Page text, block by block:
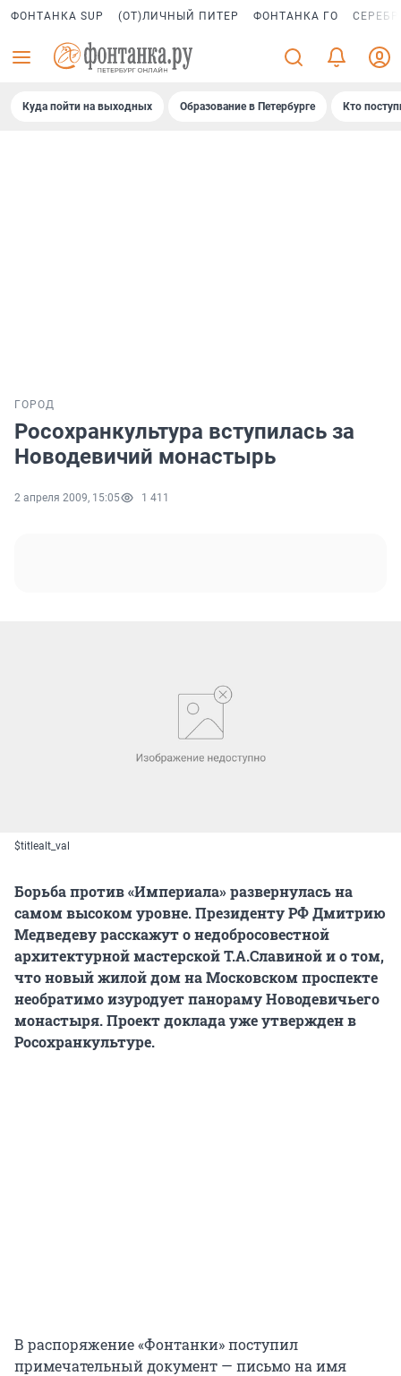
ФОНТАНКА SUP (ОТ)ЛИЧНЫЙ ПИТЕР ФОНТАНКА ГО
Куда пойти на выходных Образование в Петербурге Кто
ГОРОД
Росохранкультура вступилась за
Новодевичий монастырь
2 апреля 2009, 15:05 1 411
$titlealt_val
Борьба против «Империала» развернулась на
самом высоком уровне. Президенту РФ Дмитрию
Медведеву расскажут о недобросовестной
архитектурной мастерской Т.А.Славиной и о том,
что новый жилой дом на Московском проспекте
необратимо изуродует панораму Новодевичьего
монастыря. Проект доклада уже утвержден в
Росохранкультуре.
В распоряжение «Фонтанки» поступил
примечательный документ — письмо на имя